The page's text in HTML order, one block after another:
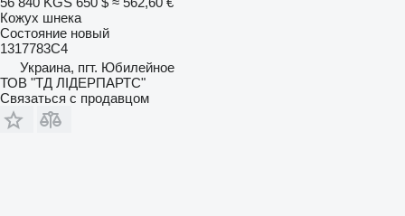
Кожух шнека
Состояние новый
1317783C4
Украина, пгт. Юбилейное
ТОВ "ТД ЛІДЕРПАРТС"
Связаться с продавцом